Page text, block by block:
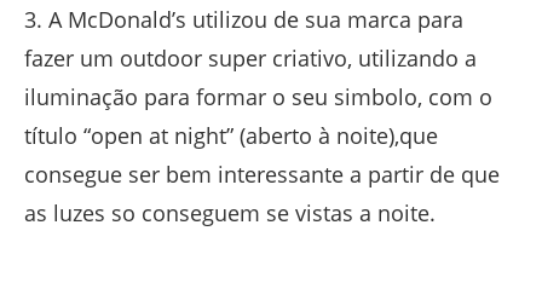
3. A McDonald’s utilizou de sua marca para
fazer um outdoor super criativo, utilizando a
iluminação para formar o seu simbolo, com o
título “open at night” (aberto à noite),que
consegue ser bem interessante a partir de que
as luzes so conseguem se vistas a noite.